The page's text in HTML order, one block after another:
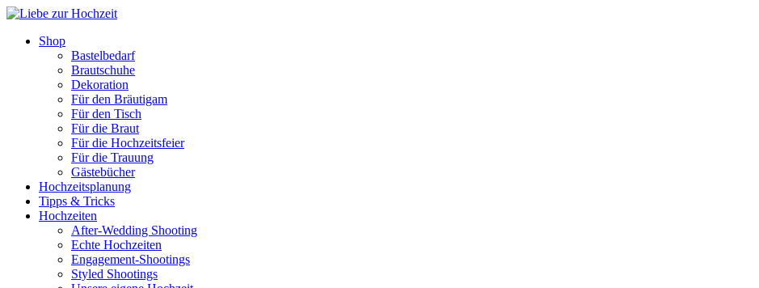
Shop
Bastelbedarf
Brautschuhe
Dekoration
Für den Bräutigam
Für den Tisch
Für die Braut
Für die Hochzeitsfeier
Für die Trauung
Gästebücher
Hochzeitsplanung
Tipps & Tricks
Hochzeiten
After-Wedding Shooting
Echte Hochzeiten
Engagement-Shootings
Styled Shootings